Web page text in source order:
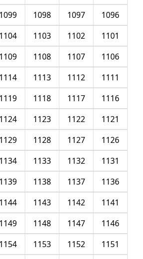
1096
1097
1098
1099
1101
1102
1103
1104
1106
1107
1108
1109
1111
1112
1113
1114
1116
1117
1118
1119
1121
1122
1123
1124
1126
1127
1128
1129
1131
1132
1133
1134
1136
1137
1138
1139
1141
1142
1143
1144
1146
1147
1148
1149
1151
1152
1153
1154